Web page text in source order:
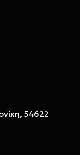
54622